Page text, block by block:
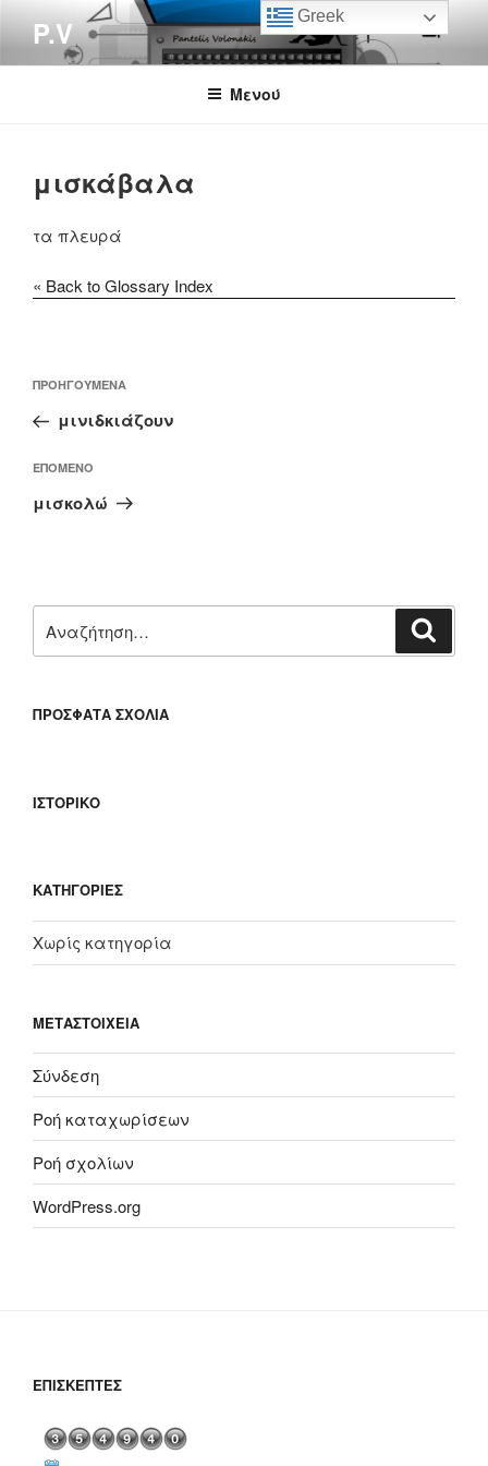
περιεχόμενο
P.V
Μενού
μισκάβαλα
τα πλευρά
« Back to Glossary Index
άρθρων
Προηγούμενο
άρθρο
ΠΡΟΗΓΟΎΜΕΝΑ
μινιδκιάζουν
Επόμενο
άρθρο
ΕΠΌΜΕΝΟ
μισκολώ
για:
ΠΡΌΣΦΑΤΑ ΣΧΌΛΙΑ
ΙΣΤΟΡΙΚΌ
KΑΤΗΓΟΡΊΕΣ
Χωρίς κατηγορία
ΜΕΤΑΣΤΟΙΧΕΊΑ
Σύνδεση
Ροή καταχωρίσεων
Ροή σχολίων
WordPress.org
ΕΠΙΣΚΈΠΤΕΣ
Greek